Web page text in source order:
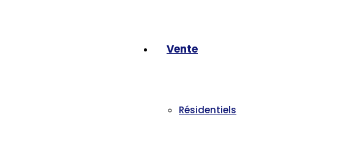
Vente
Résidentiels